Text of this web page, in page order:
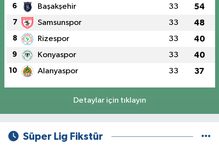
6 Başakşehir 33 54
7 Samsunspor 33 48
8 Rizespor 33 40
9 Konyaspor 33 40
10 Alanyaspor 33 37
Detaylar için tıklayın
Süper Lig Fikstür